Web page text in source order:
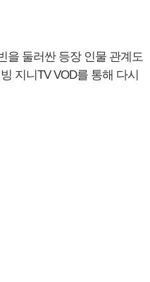
을 둘러싼 등장 인물 관계도
지니TV VOD를 통해 다시